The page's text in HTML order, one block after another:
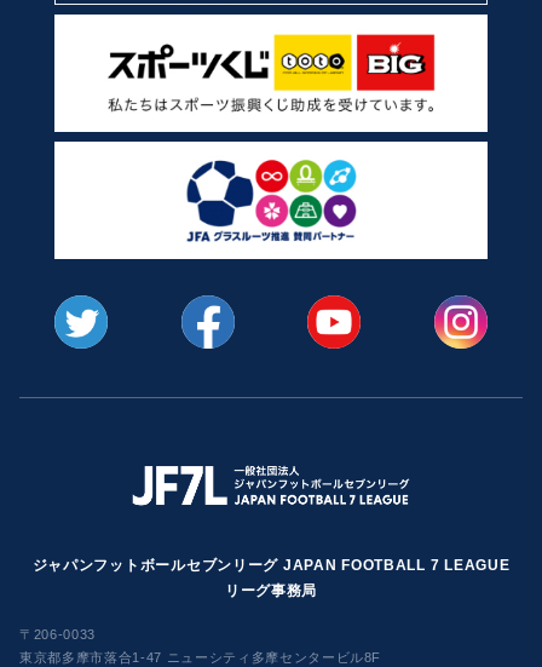
ジャパンフットボールセブンリーグ JAPAN FOOTBALL 7 LEAGUE
リーグ事務局
〒206-0033
東京都多摩市落合1-47 ニューシティ多摩センタービル8F